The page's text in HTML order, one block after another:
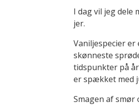
I dag vil jeg dele
jer.
Vaniljespecier
skønneste
tidspunkter på
er spækket med
Smagen af smør